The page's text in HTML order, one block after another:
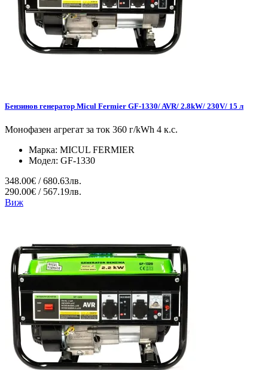
Бензинов генератор Micul Fermier GF-1330/ AVR/ 2.8kW/ 230V/ 15 л
Монофазен агрегат за ток 360 г/kWh 4 к.с.
Марка: MICUL FERMIER
Модел: GF-1330
348.00€ / 680.63лв.
290.00€ / 567.19лв.
Виж